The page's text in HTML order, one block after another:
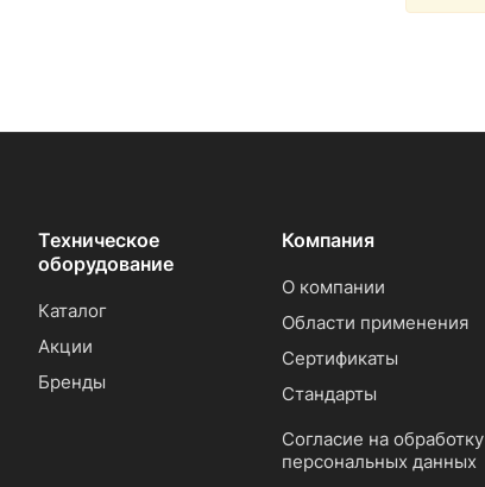
Техническое
оборудование
Каталог
Акции
Бренды
Компания
О компании
Области применения
Сертификаты
Стандарты
Согласие на обработку
персональных данных